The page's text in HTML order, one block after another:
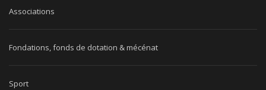
Associations
Fondations, fonds de dotation & mécénat
Sport